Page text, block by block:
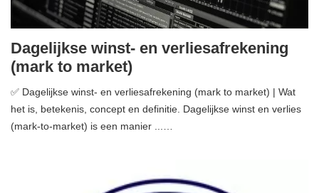
Dagelijkse winst- en verliesafrekening
(mark to market)
✅ Dagelijkse winst- en verliesafrekening (mark to market) | Wat
het is, betekenis, concept en definitie. Dagelijkse winst en verlies
(mark-to-market) is een manier ...…